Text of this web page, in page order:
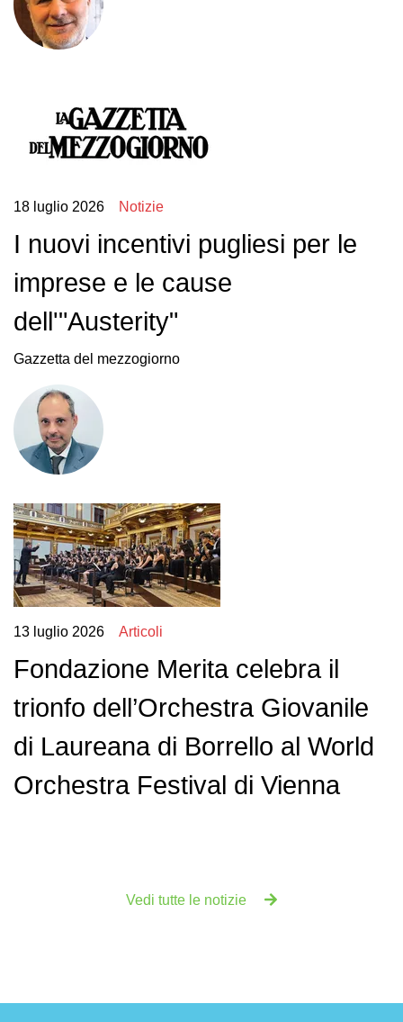
18 luglio 2026 Notizie
I nuovi incentivi pugliesi per le
imprese e le cause
dell'"Austerity"
Gazzetta del mezzogiorno
13 luglio 2026 Articoli
Fondazione Merita celebra il
trionfo dell’Orchestra Giovanile
di Laureana di Borrello al World
Orchestra Festival di Vienna
Vedi tutte le notizie